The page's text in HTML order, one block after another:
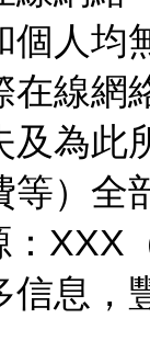
人均
在線網
及為此
等）全
：XXX
信息，